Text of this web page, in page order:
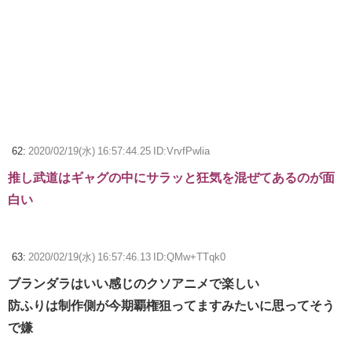
62: 2020/02/19(水) 16:57:44.25 ID:VrvfPwlia
推し武道はギャグの中にサラッと狂気を混ぜてあるのが面
白い
63: 2020/02/19(水) 16:57:46.13 ID:QMw+TTqk0
ブランダラはいい感じのクソアニメで楽しい
防ふりは制作側が今期覇権狙ってますみたいに思ってそう
で嫌